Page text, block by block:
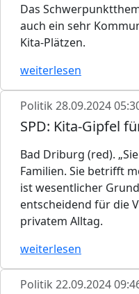
Das
auch ein sehr
Kita-Plätzen.
weiterlesen
Politik 28.09.2024
SPD: Kita-Gipfel
Bad Driburg (red).
Familien. Sie betrifft
ist wesentlicher
entscheidend für die
privatem Alltag.
weiterlesen
Politik 22.09.2024